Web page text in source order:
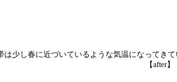
少し春に近づいているような気温になってき
】 いかがでし